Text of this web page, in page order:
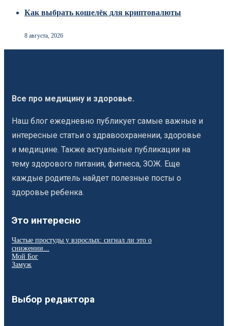
Как выбрать кошелёк для криптовалюты
8 августа, 2026
Все про медицину и здоровье.
Наш блог ежедневно публикует самые важные и
интересные статьи о здравоохранении, здоровье
и медицине. Также актуальные публикации на
тему здорового питания, фитнеса, ЗОЖ. Еще
каждые родитель найдет полезные посты о
здоровье ребенка.
Это интересно
Частые простуды у взрослых: сигнал ли это о
снижении...
Мой Бог
Замуж
Выбор редактора